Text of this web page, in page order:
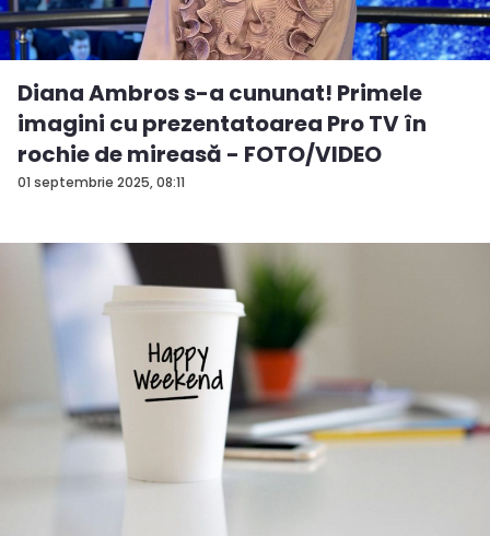
01 septembrie 2025, 08:11
Diana Ambros s-a cununat! Primele
imagini cu prezentatoarea Pro TV în
rochie de mireasă - FOTO/VIDEO